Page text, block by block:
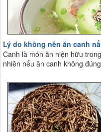
Lý do không nên ăn canh
Canh là món ăn hiện hữu
nhiên nếu ăn canh không